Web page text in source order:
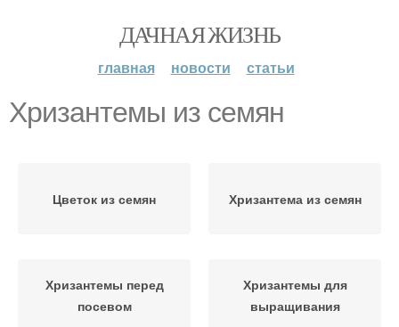
ДАЧНАЯ ЖИЗНЬ
главная новости статьи
Хризантемы из семян
Цветок из семян Хризантема из семян
Хризантемы перед
посевом
Хризантемы для
выращивания